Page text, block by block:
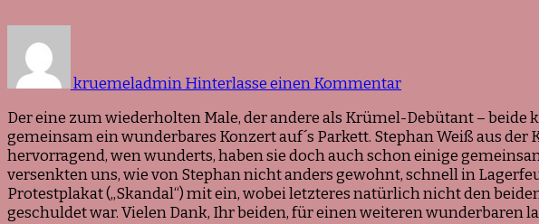
kruemeladminHinterlasse einen KommentarWeiß
und
Burkhard
Brauer
Der eine zum wiederholten Male, der andere als Krümel-Debütant –
gemeinsam ein wunderbares Konzert auf´s Parkett. Stephan Weiß aus
hervorragend, wen wunderts, haben sie doch auch schon einige
versenkten uns, wie von Stephan nicht anders gewohnt, schnell in
Protestplakat („Skandal“) mit ein, wobei letzteres natürlich nicht den
geschuldet war. Vielen Dank, Ihr beiden, für einen weiteren